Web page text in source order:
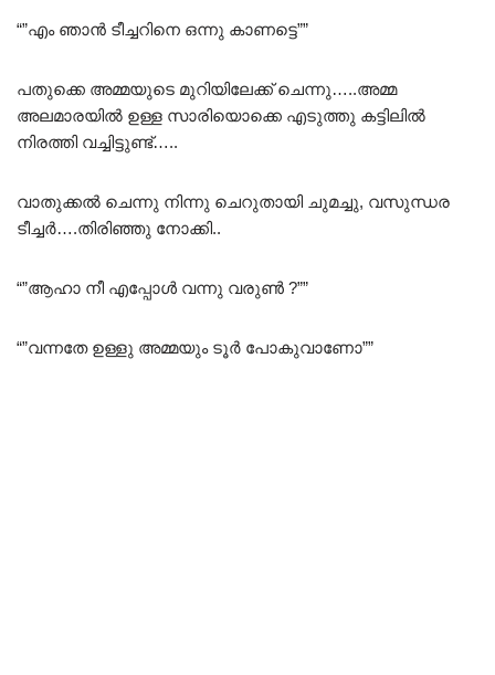
“”എം ഞാൻ ടീച്ചറിനെ ഒന്നു കാണട്ടെ””
പതുക്കെ അമ്മയുടെ മുറിയിലേക്ക് ചെന്നു…..അമ്മ
അലമാരയിൽ ഉള്ള സാരിയൊക്കെ എടുത്തു കട്ടിലിൽ
നിരത്തി വച്ചിട്ടുണ്ട്…..
വാതുക്കൽ ചെന്നു നിന്നു ചെറുതായി ചുമച്ചു, വസുന്ധര
ടീച്ചർ….തിരിഞ്ഞു നോക്കി..
“”ആഹാ നീ എപ്പോൾ വന്നു വരുൺ ?””
“”വന്നതേ ഉള്ളു അമ്മയും ടൂർ പോകുവാണോ””